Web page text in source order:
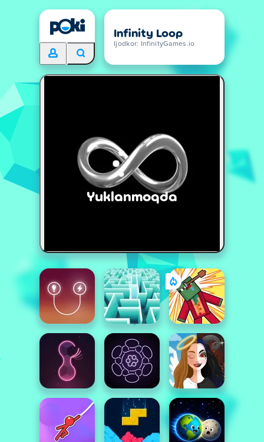
Infinity Loop
Ijodkor: InfinityGames.io
Yuklanmoqda